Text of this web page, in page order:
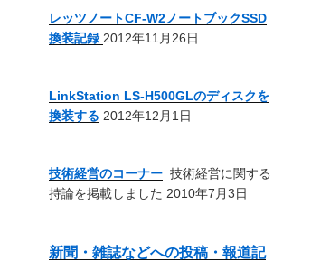
レッツノートCF-W2ノートブックSSD
換装記録 2012年11月26日
LinkStation LS-H500GLのディスクを
換装する 2012年12月1日
技術経営のコーナー技術経営に関する
持論を掲載しました 2010年7月3日
新聞・雑誌などへの投稿・報道記